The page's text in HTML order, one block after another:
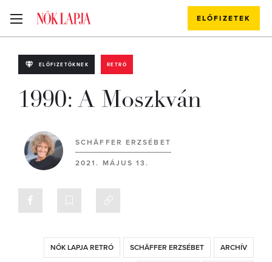
ELŐFIZETEK
ELŐFIZETŐKNEK RETRÓ
1990: A Moszkván
SCHÄFFER ERZSÉBET
2021. MÁJUS 13.
NŐK LAPJA RETRÓ SCHÄFFER ERZSÉBET ARCHÍV